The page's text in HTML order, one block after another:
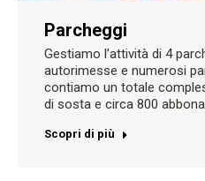
Parcheggi
Gestiamo l’attività di 4
autorimesse e numerosi
contiamo un totale
di sosta e circa 800
Scopri di più